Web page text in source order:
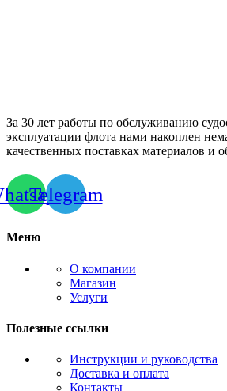
За 30 лет работы по обслуживанию
эксплуатации флота нами накоплен
качественных поставках материалов и
Telegram
Меню
О компании
Магазин
Услуги
Полезные ссылки
Инструкции и руководства
Доставка и оплата
Контакты